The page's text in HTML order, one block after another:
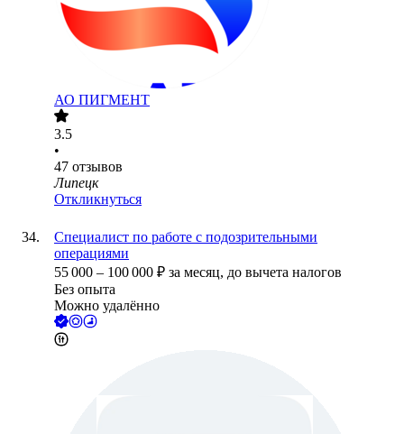
АО ПИГМЕНТ
3.5
•
47 отзывов
Липецк
Откликнуться
Специалист по работе с подозрительными
операциями
55 000 – 100 000 ₽ за месяц, до вычета налогов
Без опыта
Можно удалённо